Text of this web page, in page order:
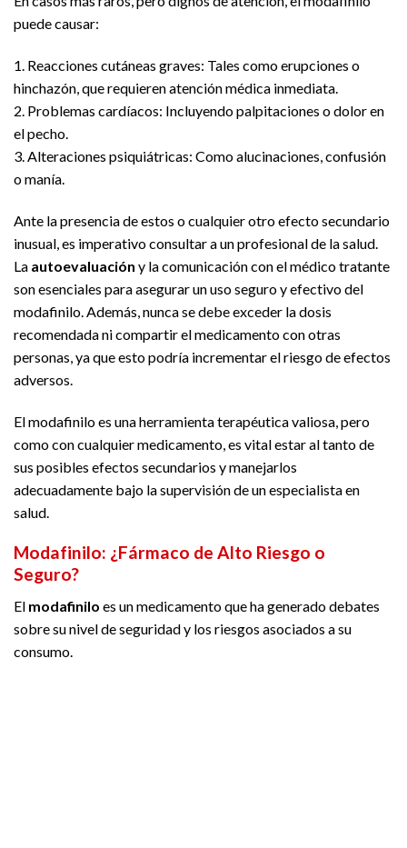
puede causar:
1. Reacciones cutáneas graves: Tales como erupciones o
hinchazón, que requieren atención médica inmediata.
2. Problemas cardíacos: Incluyendo palpitaciones o dolor en
el pecho.
3. Alteraciones psiquiátricas: Como alucinaciones, confusión
o manía.
Ante la presencia de estos o cualquier otro efecto secundario
inusual, es imperativo consultar a un profesional de la salud.
La autoevaluación y la comunicación con el médico tratante
son esenciales para asegurar un uso seguro y efectivo del
modafinilo. Además, nunca se debe exceder la dosis
recomendada ni compartir el medicamento con otras
personas, ya que esto podría incrementar el riesgo de efectos
adversos.
El modafinilo es una herramienta terapéutica valiosa, pero
como con cualquier medicamento, es vital estar al tanto de
sus posibles efectos secundarios y manejarlos
adecuadamente bajo la supervisión de un especialista en
salud.
Modafinilo: ¿Fármaco de Alto Riesgo o
Seguro?
El modafinilo es un medicamento que ha generado debates
sobre su nivel de seguridad y los riesgos asociados a su
consumo.